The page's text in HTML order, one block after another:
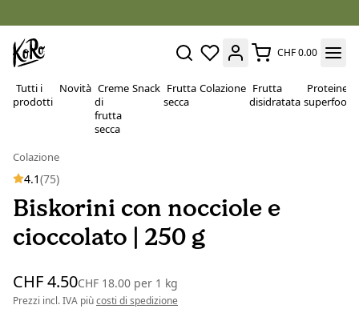
CHF 0.00
Tutti i
prodotti
Novità Creme
di
frutta
secca
Snack Frutta
secca
Colazione Frutta
disidratata
Proteine e
superfood
Colazione
4.1(75)
Biskorini con nocciole e
cioccolato | 250 g
CHF 4.50CHF 18.00 per 1 kg
Prezzi incl. IVA piùcosti di spedizione